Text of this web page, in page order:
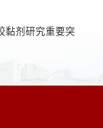
黏剂研究重要突